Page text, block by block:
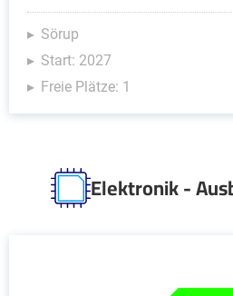
Sörup
Start: 2027
Freie Plätze: 1
Elektronik -